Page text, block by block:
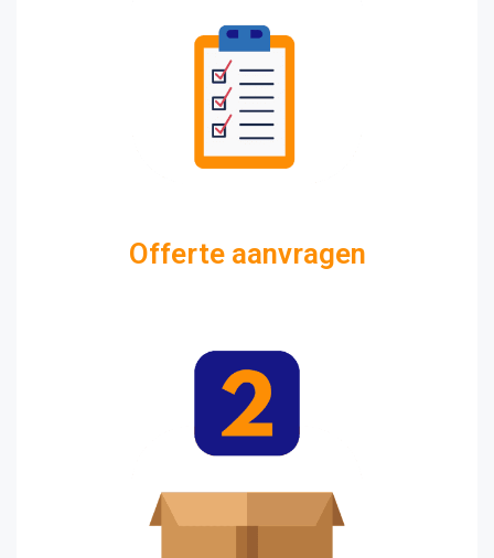
Offerte aanvragen